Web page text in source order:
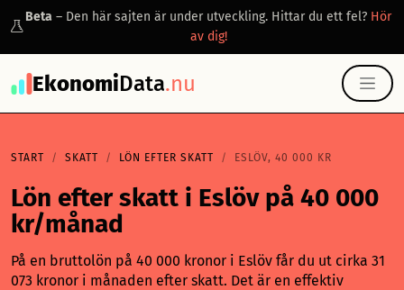
Beta – Den här sajten är under utveckling. Hittar du ett fel? Hör
av dig!
EkonomiData.nu
START SKATT LÖN EFTER SKATT ESLÖV, 40 000 KR
Lön efter skatt i Eslöv på 40 000
kr/månad
På en bruttolön på 40 000 kronor i Eslöv får du ut cirka 31
073 kronor i månaden efter skatt. Det är en effektiv